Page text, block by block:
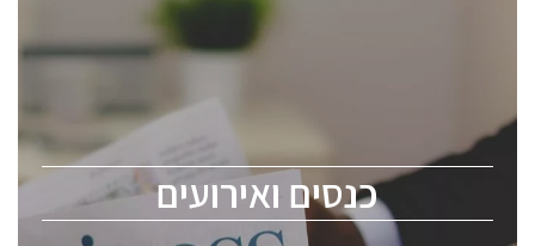
כנסים ואירועים
כנסים ואירועים
לכל העוסקים בתעשיית הסמיקונדקטור כולל מהנדסים,
ChipEx2026 will be held on May 12-13, 2026. The